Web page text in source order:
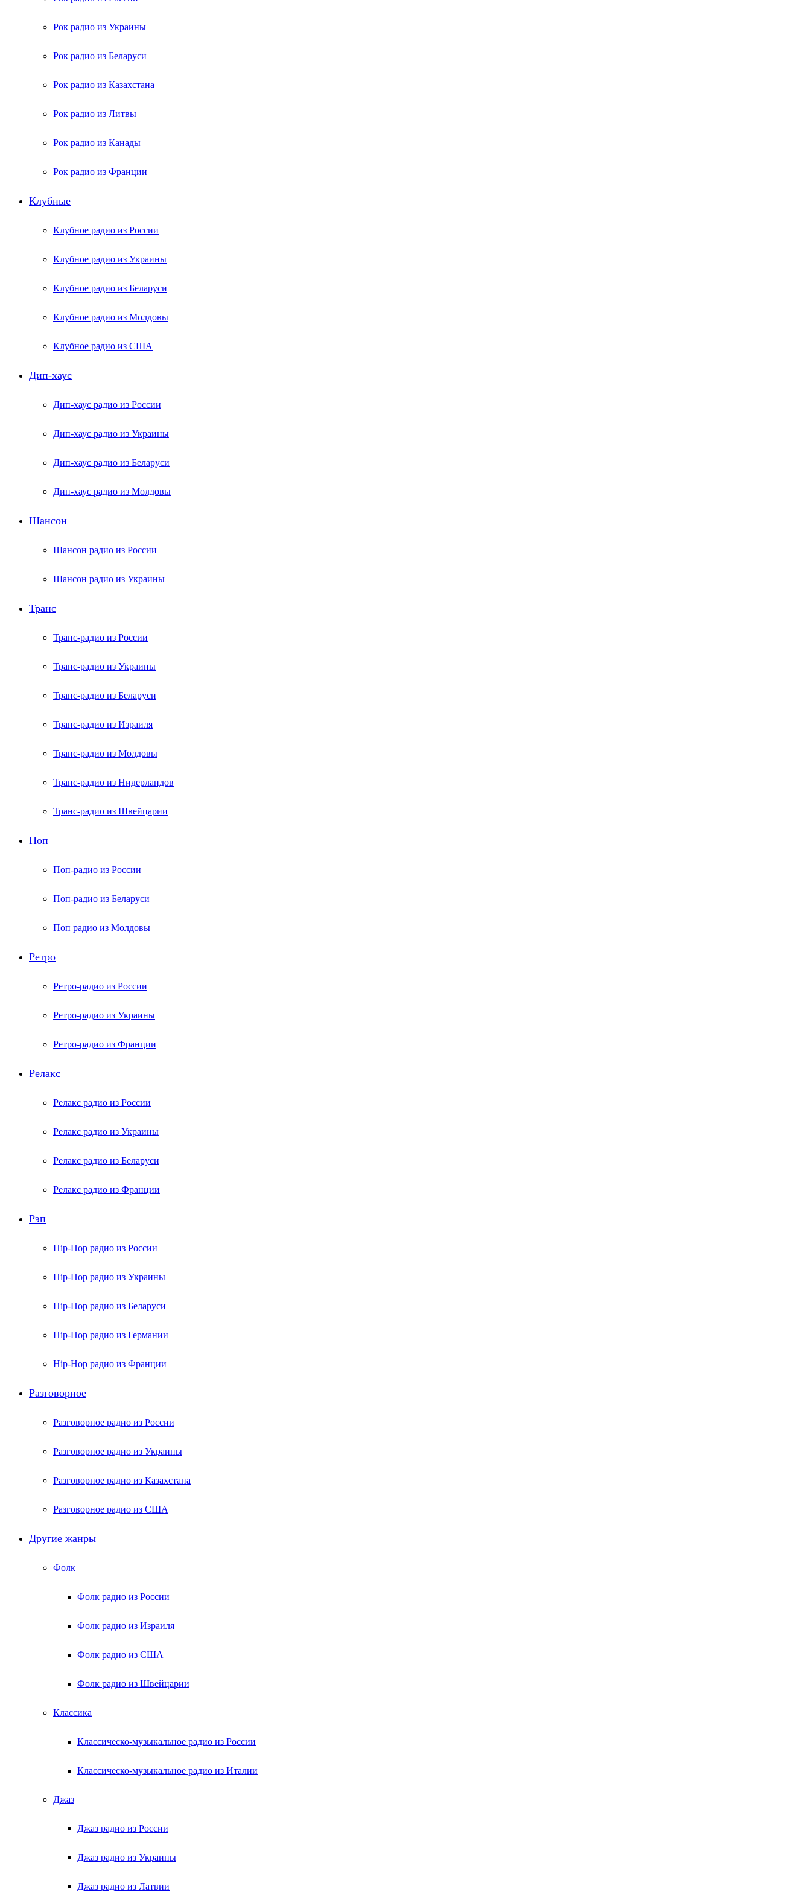
Рок радио из Украины
Рок радио из Беларуси
Рок радио из Казахстана
Рок радио из Литвы
Рок радио из Канады
Рок радио из Франции
Клубные
Клубное радио из России
Клубное радио из Украины
Клубное радио из Беларуси
Клубное радио из Молдовы
Клубное радио из США
Дип-хаус
Дип-хаус радио из России
Дип-хаус радио из Украины
Дип-хаус радио из Беларуси
Дип-хаус радио из Молдовы
Шансон
Шансон радио из России
Шансон радио из Украины
Транс
Транс-радио из России
Транс-радио из Украины
Транс-радио из Беларуси
Транс-радио из Израиля
Транс-радио из Молдовы
Транс-радио из Нидерландов
Транс-радио из Швейцарии
Поп
Поп-радио из России
Поп-радио из Беларуси
Поп радио из Молдовы
Ретро
Ретро-радио из России
Ретро-радио из Украины
Ретро-радио из Франции
Релакс
Релакс радио из России
Релакс радио из Украины
Релакс радио из Беларуси
Релакс радио из Франции
Рэп
Hip-Hop радио из России
Hip-Hop радио из Украины
Hip-Hop радио из Беларуси
Hip-Hop радио из Германии
Hip-Hop радио из Франции
Разговорное
Разговорное радио из России
Разговорное радио из Украины
Разговорное радио из Казахстана
Разговорное радио из США
Другие жанры
Фолк
Фолк радио из России
Фолк радио из Израиля
Фолк радио из США
Фолк радио из Швейцарии
Классика
Классическо-музыкальное радио из России
Классическо-музыкальное радио из Италии
Джаз
Джаз радио из России
Джаз радио из Украины
Джаз радио из Латвии